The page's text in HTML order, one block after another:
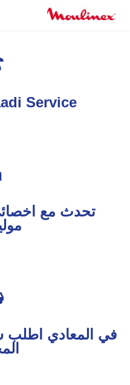
Service
تحدث مع
في المعادي اطلب